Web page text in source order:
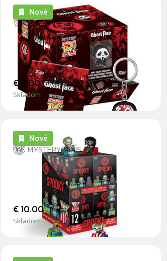
POCKET POP
GHOST FACE - PŘÍVĚSEK NA
KLÍČE
Nové
€ 8.00
Skladom
MYSTERY MINIS
SPOOKY RIDES - BLINDBOX
Nové
€ 10.00
Skladom